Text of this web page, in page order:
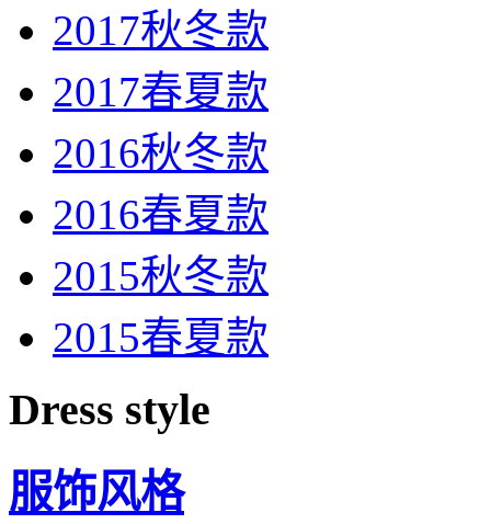
2017秋冬款
2017春夏款
2016秋冬款
2016春夏款
2015秋冬款
2015春夏款
Dress style
服饰风格